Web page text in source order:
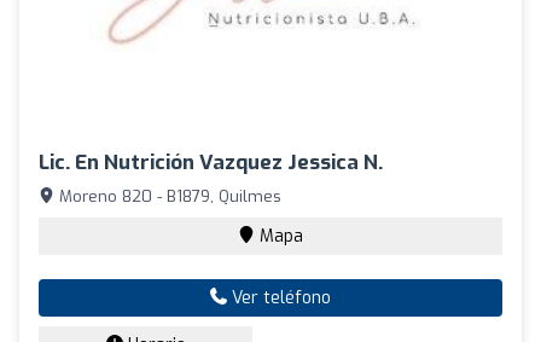
Lic. En Nutrición Vazquez Jessica N.
Moreno 820 - B1879, Quilmes
Mapa
Ver teléfono